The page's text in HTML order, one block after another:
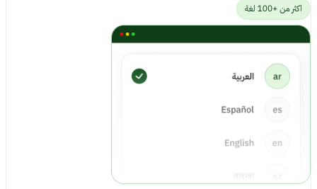
سهولة التكامل